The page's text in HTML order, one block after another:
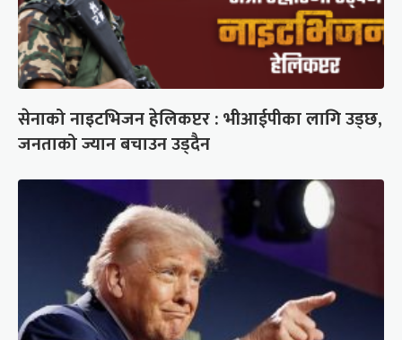
सेनाको नाइटभिजन हेलिकप्टर : भीआईपीका लागि उड्छ,
जनताको ज्यान बचाउन उड्दैन